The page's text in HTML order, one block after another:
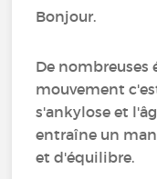
Bonjour.
De nombreuses
mouvement
s'ankylose et
entraîne un
et d'équilibre.